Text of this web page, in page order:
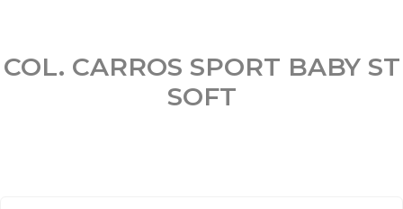
COL. CARROS SPORT BABY ST
SOFT